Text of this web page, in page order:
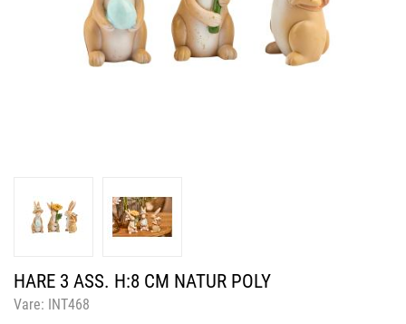
HARE 3 ASS. H:8 CM NATUR POLY
Vare: INT468